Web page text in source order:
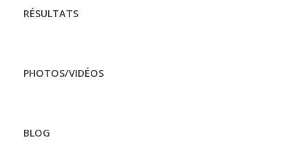
RÉSULTATS
PHOTOS/VIDÉOS
BLOG